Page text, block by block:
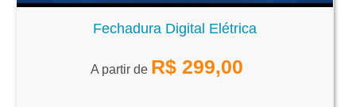
Fechadura Digital Elétrica
A partir de R$ 299,00